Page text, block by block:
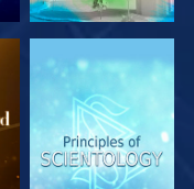
シリーズを探求